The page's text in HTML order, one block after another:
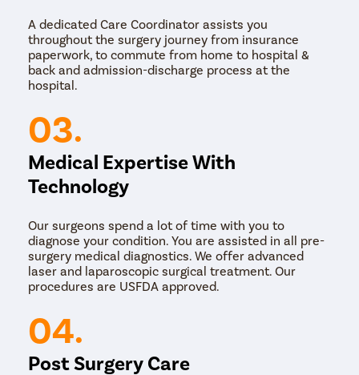
नंतर रक्त कमी होण्यासाठी अल्ट्रासोनिक ऊर्जा
वापरून गर्भाशय आणि त्याचे समर्थन करणारे
अवयव वेगळे केले जातात. एकदा वेगळे
झाल्यानंतर, योनिमार्गाद्वारे गर्भाशय काढून टाकले
जाते. बहुतेक लॅप्रोस्कोपिक कीहोल (अर्धा इंच
पेक्षा कमी) स्वतःच बरे होतात, तर 1 सेमी पेक्षा मोठे
एक कीहोल सिवनीने बंद केले जाते. जन्म
कालव्याच्या मार्गावर काही शिव्याही बनवल्या
जातात. तथापि, ओटीपोटाच्या हिस्टेरेक्टॉमीच्या
तुलनेत ते फारच कमी आहेत आणि 1-2
आठवड्यांच्या आत पुनर्प्राप्तीची अपेक्षा केली
A dedicated Care Coordinator assists you
throughout the surgery journey from insurance
paperwork, to commute from home to hospital &
back and admission-discharge process at the
hospital.
03.
Medical Expertise With
Technology
Our surgeons spend a lot of time with you to
diagnose your condition. You are assisted in all pre-
surgery medical diagnostics. We offer advanced
laser and laparoscopic surgical treatment. Our
procedures are USFDA approved.
04.
Post Surgery Care